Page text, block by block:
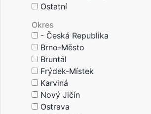
Ostatní
Okres
- Česká Republika
Brno-Město
Bruntál
Frýdek-Místek
Karviná
Nový Jičín
Ostrava